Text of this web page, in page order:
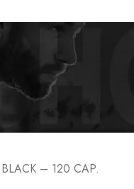
– 120 CAP.